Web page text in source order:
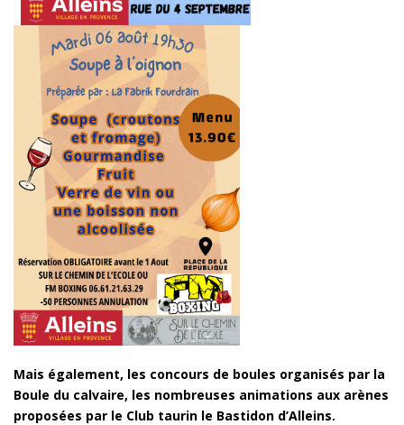
Mais également, les concours de boules organisés par la
Boule du calvaire, les nombreuses animations aux arènes
proposées par le Club taurin le Bastidon d’Alleins.